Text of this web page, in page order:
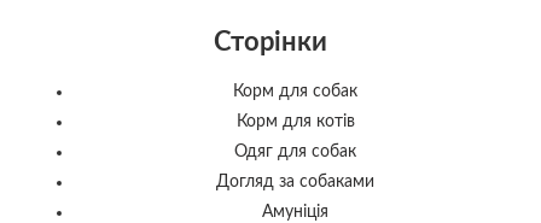
Сторінки
Корм для собак
Корм для котів
Одяг для собак
Догляд за собаками
Амуніція